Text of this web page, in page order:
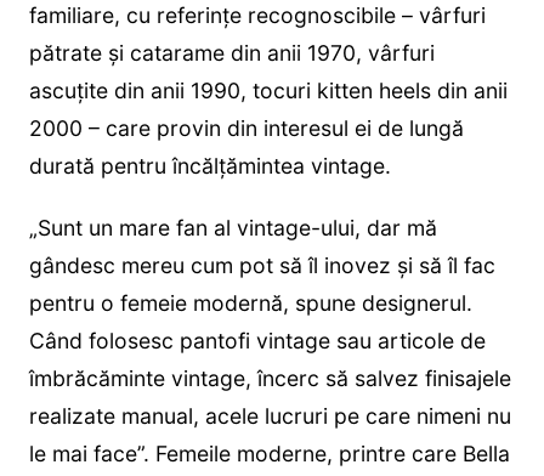
familiare, cu referințe recognoscibile – vârfuri
pătrate și catarame din anii 1970, vârfuri
ascuțite din anii 1990, tocuri kitten heels din anii
2000 – care provin din interesul ei de lungă
durată pentru încălțămintea vintage.
„Sunt un mare fan al vintage-ului, dar mă
gândesc mereu cum pot să îl inovez și să îl fac
pentru o femeie modernă, spune designerul.
Când folosesc pantofi vintage sau articole de
îmbrăcăminte vintage, încerc să salvez finisajele
realizate manual, acele lucruri pe care nimeni nu
le mai face”. Femeile moderne, printre care Bella